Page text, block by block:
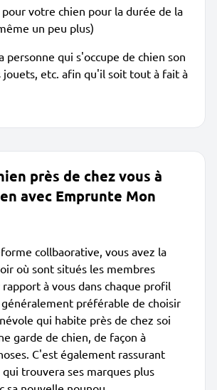
votre chien pour la durée de la
un peu plus)
personne qui s'occupe de chien son
jouets, etc. afin qu'il soit tout à fait à
près de chez vous à
avec Emprunte Mon
collbaorative, vous avez la
où sont situés les membres
à vous dans chaque profil
préférable de choisir
qui habite près de chez soi
garde de chien, de façon à
C'est également rassurant
trouvera ses marques plus